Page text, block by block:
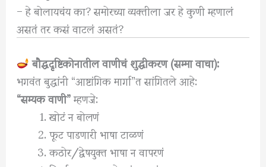
– हे बोलायचंय का? समोरच्या व्यक्तीला जर हे कुणी म्हणालं
असतं तर कसं वाटलं असतं?
बौद्धदृष्टिकोनातील वाणीचं शुद्धीकरण (सम्मा वाचा):
भगवंत बुद्धांनी “आष्टांगिक मार्गा”त सांगितले आहे:
“सम्यक वाणी”म्हणजे:
खोटं न बोलणं
फूट पाडणारी भाषा टाळणं
कठोर/द्वेषयुक्त भाषा न वापरणं